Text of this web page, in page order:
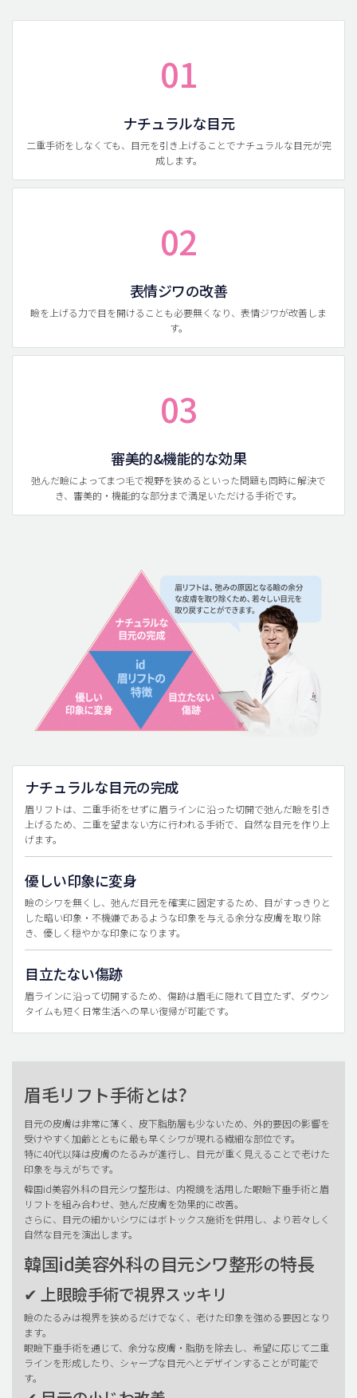
01
ナチュラルな目元
二重手術をしなくても、目元を引き上げることでナチュラルな目元が完
成します。
02
表情ジワの改善
瞼を上げる力で目を開けることも必要無くなり、表情ジワが改善しま
す。
03
審美的&機能的な効果
弛んだ瞼によってまつ毛で視野を狭めるといった問題も同時に解決で
き、審美的・機能的な部分まで満足いただける手術です。
ナチュラルな目元の完成
眉リフトは、二重手術をせずに眉ラインに沿った切開で弛んだ瞼を引き
上げるため、二重を望まない方に行われる手術で、自然な目元を作り上
げます。
優しい印象に変身
瞼のシワを無くし、弛んだ目元を確実に固定するため、目がすっきりと
した暗い印象・不機嫌であるような印象を与える余分な皮膚を取り除
き、優しく穏やかな印象になります。
目立たない傷跡
眉ラインに沿って切開するため、傷跡は眉毛に隠れて目立たず、ダウン
タイムも短く日常生活への早い復帰が可能です。
眉毛リフト手術とは?
目元の皮膚は非常に薄く、皮下脂肪層も少ないため、外的要因の影響を
受けやすく加齢とともに最も早くシワが現れる繊細な部位です。
特に40代以降は皮膚のたるみが進行し、目元が重く見えることで老けた
印象を与えがちです。
韓国id美容外科の目元シワ整形は、内視鏡を活用した眼瞼下垂手術と眉
リフトを組み合わせ、弛んだ皮膚を効果的に改善。
さらに、目元の細かいシワにはボトックス施術を併用し、より若々しく
自然な目元を演出します。
韓国id美容外科の目元シワ整形の特長
✔ 上眼瞼手術で視界スッキリ
瞼のたるみは視界を狭めるだけでなく、老けた印象を強める要因となり
ます。
眼瞼下垂手術を通じて、余分な皮膚・脂肪を除去し、希望に応じて二重
ラインを形成したり、シャープな目元へとデザインすることが可能で
す。